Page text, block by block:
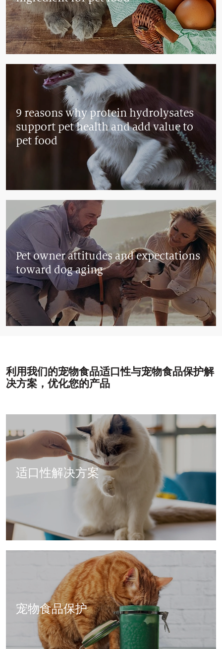
9 reasons why protein hydrolysates
support pet health and add value to
pet food
Pet owner attitudes and expectations
toward dog aging
利用我们的宠物食品适口性与宠物食品保护解
决方案，优化您的产品
适口性解决方案
宠物食品保护